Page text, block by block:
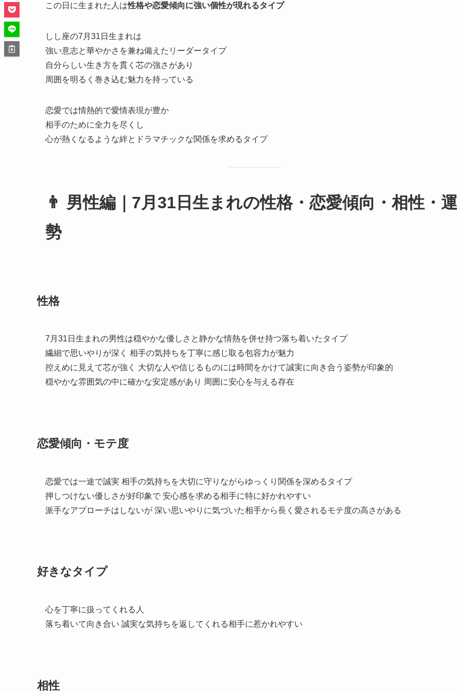
この日に生まれた人は性格や恋愛傾向に強い個性が現れるタイプ
しし座の7月31日生まれは
強い意志と華やかさを兼ね備えたリーダータイプ
自分らしい生き方を貫く芯の強さがあり
周囲を明るく巻き込む魅力を持っている
恋愛では情熱的で愛情表現が豊か
相手のために全力を尽くし
心が熱くなるような絆とドラマチックな関係を求めるタイプ
👨 男性編｜7月31日生まれの性格・恋愛傾向・相性・運
勢
性格
7月31日生まれの男性は穏やかな優しさと静かな情熱を併せ持つ落ち着いたタイプ
繊細で思いやりが深く 相手の気持ちを丁寧に感じ取る包容力が魅力
控えめに見えて芯が強く 大切な人や信じるものには時間をかけて誠実に向き合う姿勢が印象的
穏やかな雰囲気の中に確かな安定感があり 周囲に安心を与える存在
恋愛傾向・モテ度
恋愛では一途で誠実 相手の気持ちを大切に守りながらゆっくり関係を深めるタイプ
押しつけない優しさが好印象で 安心感を求める相手に特に好かれやすい
派手なアプローチはしないが 深い思いやりに気づいた相手から長く愛されるモテ度の高さがある
好きなタイプ
心を丁寧に扱ってくれる人
落ち着いて向き合い 誠実な気持ちを返してくれる相手に惹かれやすい
相性